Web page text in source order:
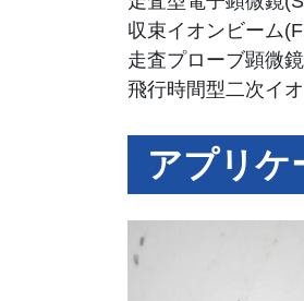
収束イオンビーム
走査プローブ顕微
飛行時間型二次イ
アプリケ